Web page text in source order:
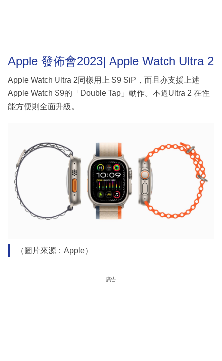
Apple 發佈會2023| Apple Watch Ultra 2
Apple Watch Ultra 2同樣用上 S9 SiP，而且亦支援上述
Apple Watch S9的「Double Tap」動作。不過Ultra 2 在性
能方便則全面升級。
（圖片來源：Apple）
廣告